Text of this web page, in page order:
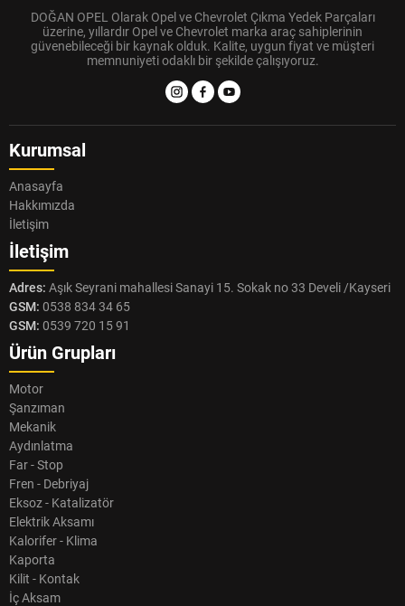
DOĞAN OPEL Olarak Opel ve Chevrolet Çıkma Yedek Parçaları
üzerine, yıllardır Opel ve Chevrolet marka araç sahiplerinin
güvenebileceği bir kaynak olduk. Kalite, uygun fiyat ve müşteri
memnuniyeti odaklı bir şekilde çalışıyoruz.
Kurumsal
Anasayfa
Hakkımızda
İletişim
İletişim
Adres: Aşık Seyrani mahallesi Sanayi 15. Sokak no 33 Develi /Kayseri
GSM: 0538 834 34 65
GSM: 0539 720 15 91
Ürün Grupları
Motor
Şanzıman
Mekanik
Aydınlatma
Far - Stop
Fren - Debriyaj
Eksoz - Katalizatör
Elektrik Aksamı
Kalorifer - Klima
Kaporta
Kilit - Kontak
İç Aksam